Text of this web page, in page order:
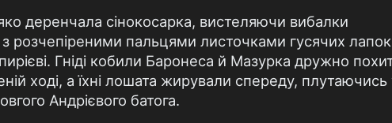
деренчала сiнокосарка, вистеляючи вибалки
пальцями листочками гусячих
Гнiдi кобили Баронеса й Мазурка дружно
ходi, а їхнi лошата жирували спереду, плутаючись
Андрiєвого батога.